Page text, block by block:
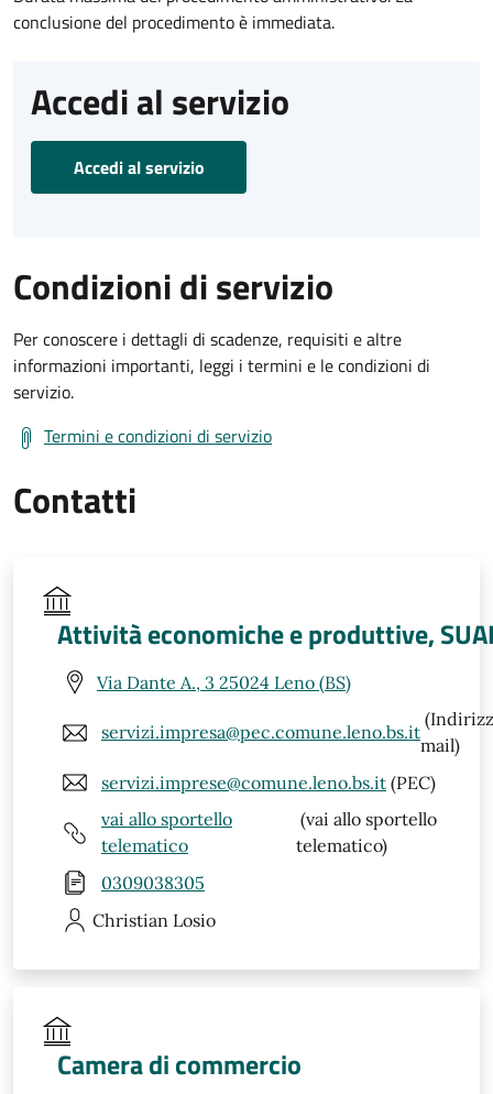
conclusione del procedimento è immediata.
Accedi al servizio
Accedi al servizio
Condizioni di servizio
Per conoscere i dettagli di scadenze, requisiti e altre
informazioni importanti, leggi i termini e le condizioni di
servizio.
Termini e condizioni di servizio
Contatti
Attività economiche e produttive,
Via Dante A., 3 25024 Leno (BS)
servizi.impresa@pec.comune.leno.bs.it
mail)
servizi.imprese@comune.leno.bs.it (PEC)
vai allo sportello
telematico
(vai allo sportello
telematico)
0309038305
Christian Losio
Camera di commercio